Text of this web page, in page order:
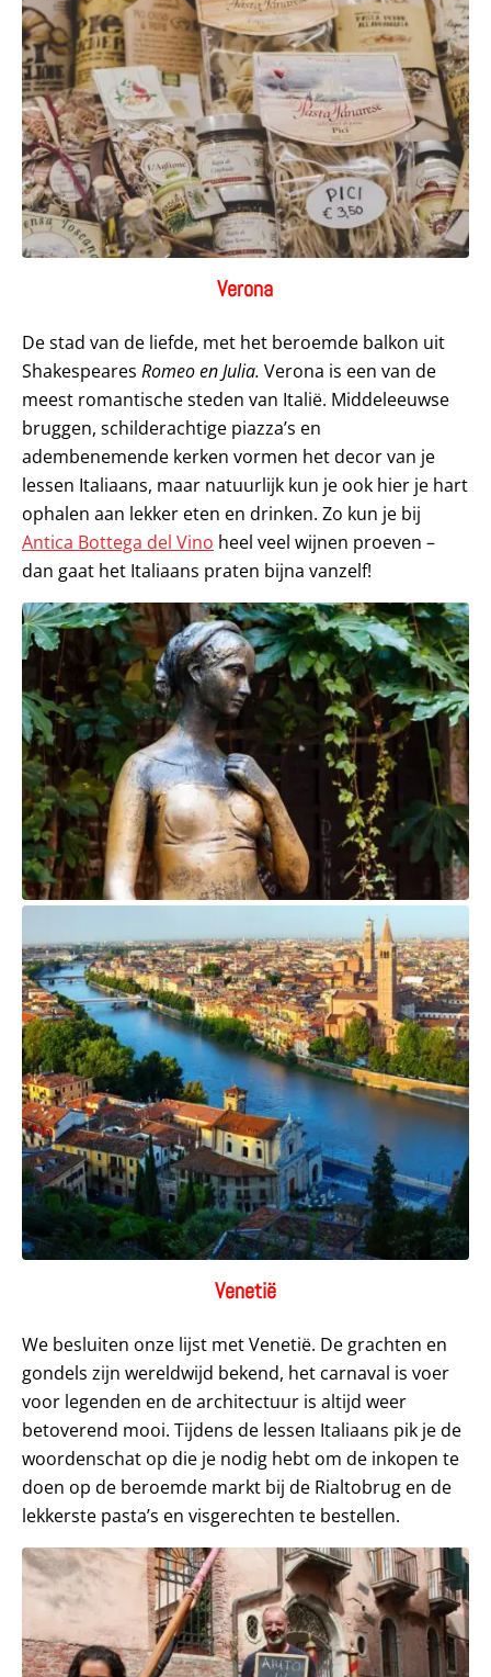
Verona
De stad van de liefde, met het beroemde balkon uit
Shakespeares Romeo en Julia. Verona is een van de
meest romantische steden van Italië. Middeleeuwse
bruggen, schilderachtige piazza’s en
adembenemende kerken vormen het decor van je
lessen Italiaans, maar natuurlijk kun je ook hier je hart
ophalen aan lekker eten en drinken. Zo kun je bij
Antica Bottega del Vino heel veel wijnen proeven –
dan gaat het Italiaans praten bijna vanzelf!
Venetië
We besluiten onze lijst met Venetië. De grachten en
gondels zijn wereldwijd bekend, het carnaval is voer
voor legenden en de architectuur is altijd weer
betoverend mooi. Tijdens de lessen Italiaans pik je de
woordenschat op die je nodig hebt om de inkopen te
doen op de beroemde markt bij de Rialtobrug en de
lekkerste pasta’s en visgerechten te bestellen.